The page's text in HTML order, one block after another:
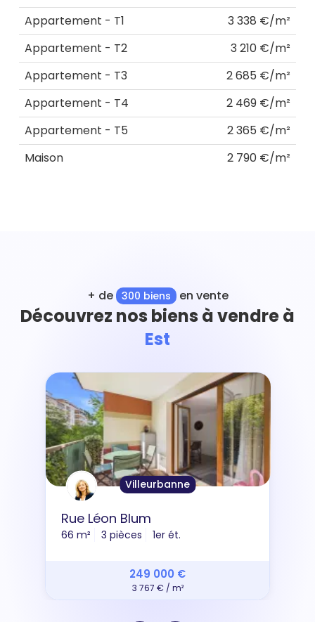
Appartement - T1
3 338 €/m²
Appartement - T2
3 210 €/m²
Appartement - T3
2 685 €/m²
Appartement - T4
2 469 €/m²
Appartement - T5
2 365 €/m²
Maison
2 790 €/m²
+ de 300 biens en vente
Découvrez nos biens à vendre à
Est
Villeurbanne
Rue Léon Blum
66 m² 3 pièces 1er ét.
249 000 €
3 767 € / m²